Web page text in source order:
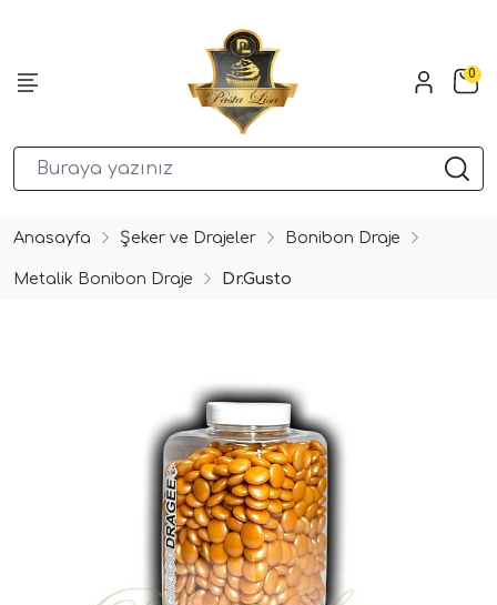
0
Anasayfa Şeker ve Drajeler Bonibon Draje
Metalik Bonibon Draje Dr.Gusto